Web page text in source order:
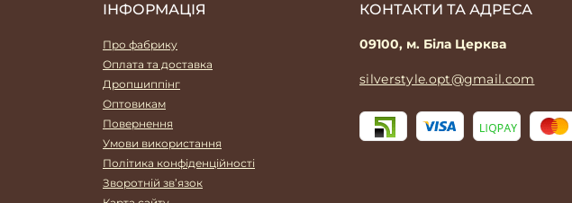
ІНФОРМАЦІЯ
Про фабрику
Оплата та доставка
Дропшиппінг
Оптовикам
Повернення
Умови використання
Політика конфіденційності
Зворотній зв’язок
КОНТАКТИ ТА АДРЕСА
09100, м. Біла Церква
silverstyle.opt@gmail.com